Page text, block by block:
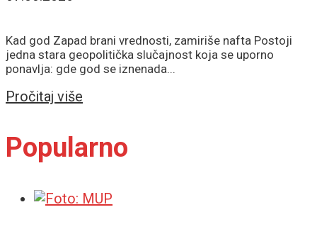
Kad god Zapad brani vrednosti, zamiriše nafta Postoji
jedna stara geopolitička slučajnost koja se uporno
ponavlja: gde god se iznenada...
Pročitaj više
Popularno